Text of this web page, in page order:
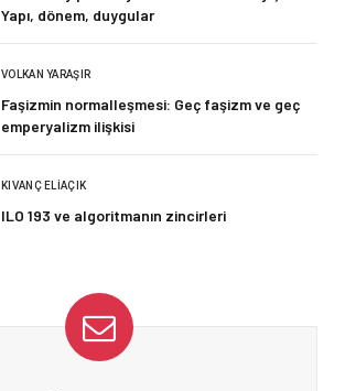
Yapı, dönem, duygular
VOLKAN YARAŞIR
Faşizmin normalleşmesi: Geç faşizm ve geç
emperyalizm ilişkisi
KIVANÇ ELIAÇIK
ILO 193 ve algoritmanın zincirleri